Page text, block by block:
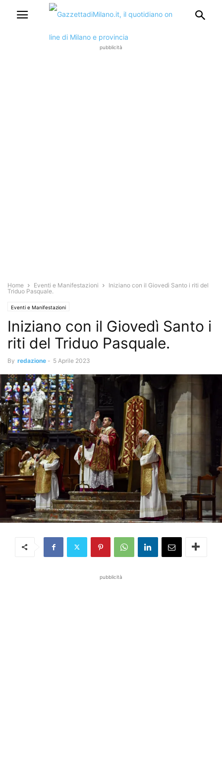
pubblicità
Home Eventi e Manifestazioni
Iniziano con il Giovedì Santo i riti del
Triduo Pasquale.
Eventi e Manifestazioni
Iniziano con il Giovedì Santo i
riti del Triduo Pasquale.
By redazione - 5 Aprile 2023
pubblicità